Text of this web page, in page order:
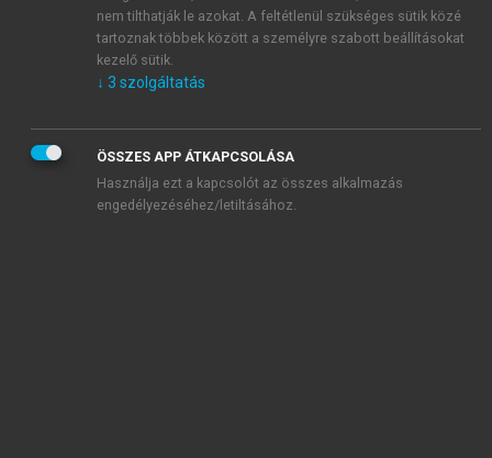
mersz.huoldalak licencszerződéseiben foglaltakat
tudomásul veszem és elfogadom.
KIPRÓBÁLOM
nem tilthatják le azokat. A feltétlenül szükséges sütik közé
tartoznak többek között a személyre szabott beállításokat
kezelő sütik.
↓ 3 szolgáltatás
ÖSSZES APP ÁTKAPCSOLÁSA
Használja ezt a kapcsolót az összes alkalmazás
engedélyezéséhez/letiltásához.